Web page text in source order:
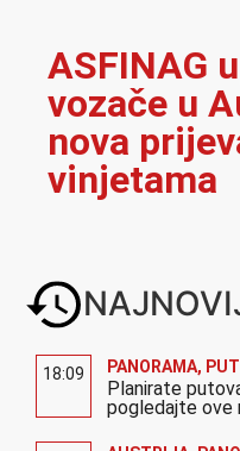
ASFINAG
vozače u
nova
vinjetama
18:09 PANORAMA,
Planirate
pogledajte ove